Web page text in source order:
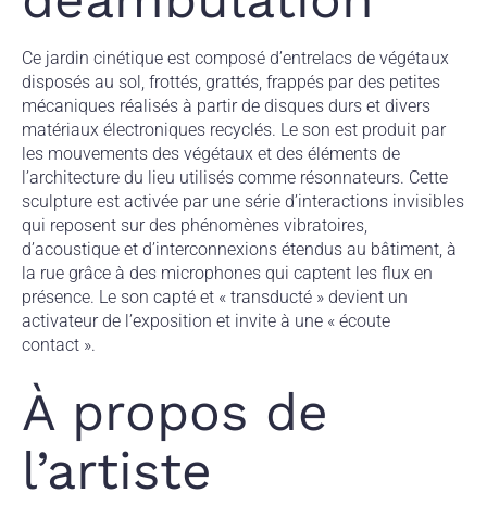
Ce jardin cinétique est composé d’entrelacs de végétaux
disposés au sol, frottés, grattés, frappés par des petites
mécaniques réalisés à partir de disques durs et divers
matériaux électroniques recyclés. Le son est produit par
les mouvements des végétaux et des éléments de
l’architecture du lieu utilisés comme résonnateurs. Cette
sculpture est activée par une série d’interactions invisibles
qui reposent sur des phénomènes vibratoires,
d’acoustique et d’interconnexions étendus au bâtiment, à
la rue grâce à des microphones qui captent les flux en
présence. Le son capté et « transducté » devient un
activateur de l’exposition et invite à une « écoute
contact ».
À propos de
l’artiste